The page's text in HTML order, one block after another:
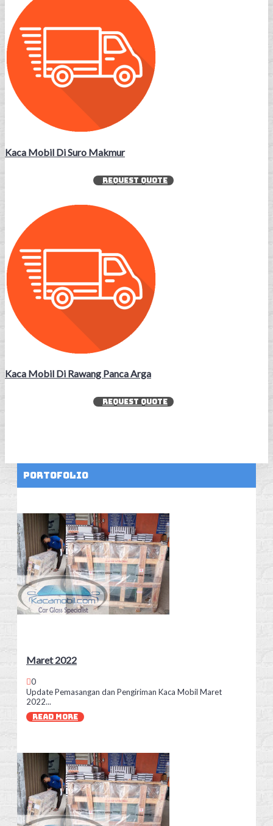
Kaca Mobil Di Suro Makmur
REQUEST QUOTE
Kaca Mobil Di Rawang Panca Arga
REQUEST QUOTE
Portofolio
Maret 2022
0
Update Pemasangan dan Pengiriman Kaca Mobil Maret
2022...
READ MORE